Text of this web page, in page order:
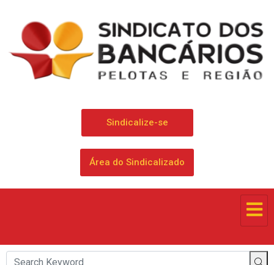
Sindicalize-se
Área do Sindicalizado